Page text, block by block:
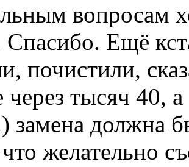
вопросам
Ещё
почистили,
через тысяч 40,
замена должна
что желательно